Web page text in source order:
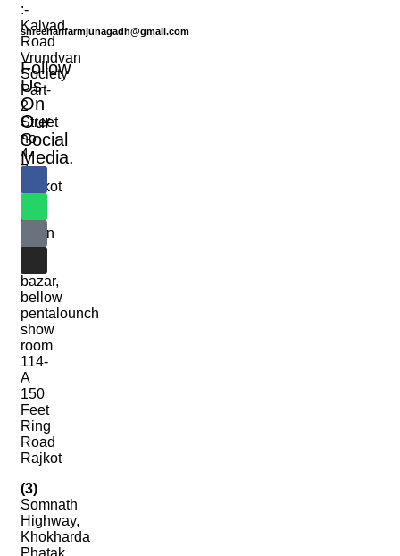
:-
Kalvad
Road
Vrundvan
Society
Part-
2
Street
no
4-
7
Rajkot
(2)
Iscon
Mall
bazar,
bellow
pentalounch
show
room
114-
A
150
Feet
Ring
Road
Rajkot
(3)
Somnath
Highway,
Khokharda
Phatak
shreeharifarmjunagadh@gmail.com
Follow
Us
On
Our
Social
Media.